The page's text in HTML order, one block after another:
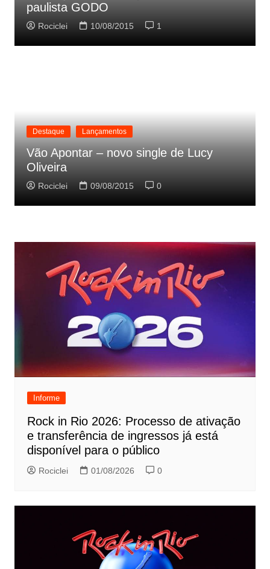
paulista GODO
Rociclei 10/08/2015 1
Destaque Lançamentos
Vão Apontar – novo single de Lucy
Oliveira
Rociclei 09/08/2015 0
Informe
Rock in Rio 2026: Processo de ativação
e transferência de ingressos já está
disponível para o público
Rociclei 01/08/2026 0